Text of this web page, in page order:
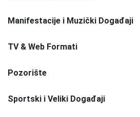
Manifestacije i Muzički Događaji
TV & Web Formati
Pozorište
Sportski i Veliki Događaji